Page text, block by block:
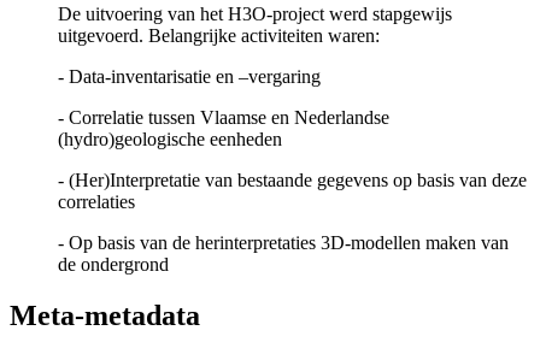
De uitvoering van het H3O-project werd stapgewijs
uitgevoerd. Belangrijke activiteiten waren:
- Data-inventarisatie en –vergaring
- Correlatie tussen Vlaamse en Nederlandse
(hydro)geologische eenheden
- (Her)Interpretatie van bestaande gegevens op basis van deze
correlaties
- Op basis van de herinterpretaties 3D-modellen maken van
de ondergrond
Meta-metadata